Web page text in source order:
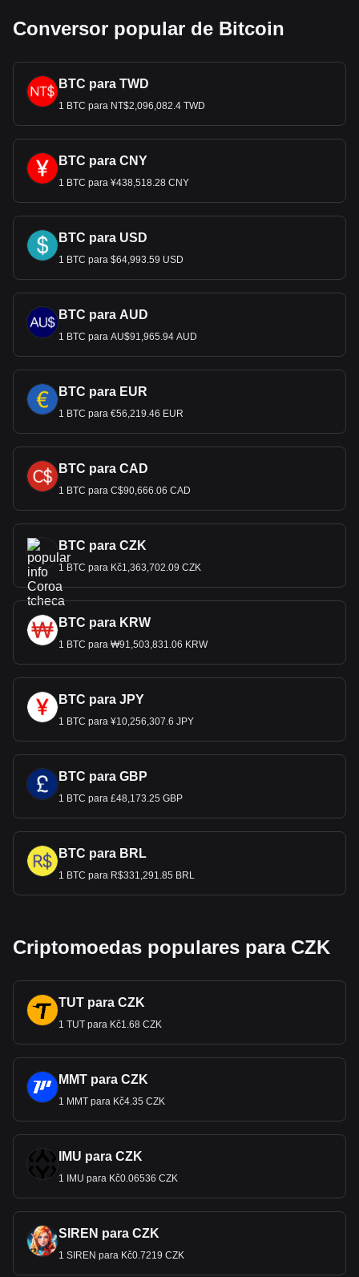
Conversor popular de Bitcoin
BTC para TWD
1 BTC para NT$2,096,082.4 TWD
BTC para CNY
1 BTC para ¥438,518.28 CNY
BTC para USD
1 BTC para $64,993.59 USD
BTC para AUD
1 BTC para AU$91,965.94 AUD
BTC para EUR
1 BTC para €56,219.46 EUR
BTC para CAD
1 BTC para C$90,666.06 CAD
BTC para CZK
1 BTC para Kč1,363,702.09 CZK
BTC para KRW
1 BTC para ₩91,503,831.06 KRW
BTC para JPY
1 BTC para ¥10,256,307.6 JPY
BTC para GBP
1 BTC para £48,173.25 GBP
BTC para BRL
1 BTC para R$331,291.85 BRL
Criptomoedas populares para CZK
TUT para CZK
1 TUT para Kč1.68 CZK
MMT para CZK
1 MMT para Kč4.35 CZK
IMU para CZK
1 IMU para Kč0.06536 CZK
SIREN para CZK
1 SIREN para Kč0.7219 CZK